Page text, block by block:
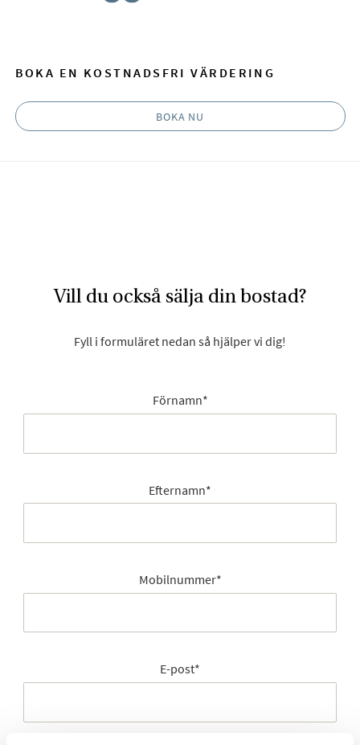
BOKA EN KOSTNADSFRI VÄRDERING
BOKA NU
Vill du också sälja din bostad?
Fyll i formuläret nedan så hjälper vi dig!
Förnamn*
Efternamn*
Mobilnummer*
E-post*